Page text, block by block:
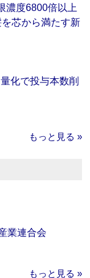
濃度6800倍以上
芯から満たす新
化で投与本数削
もっと見る »
業連合会
もっと見る »